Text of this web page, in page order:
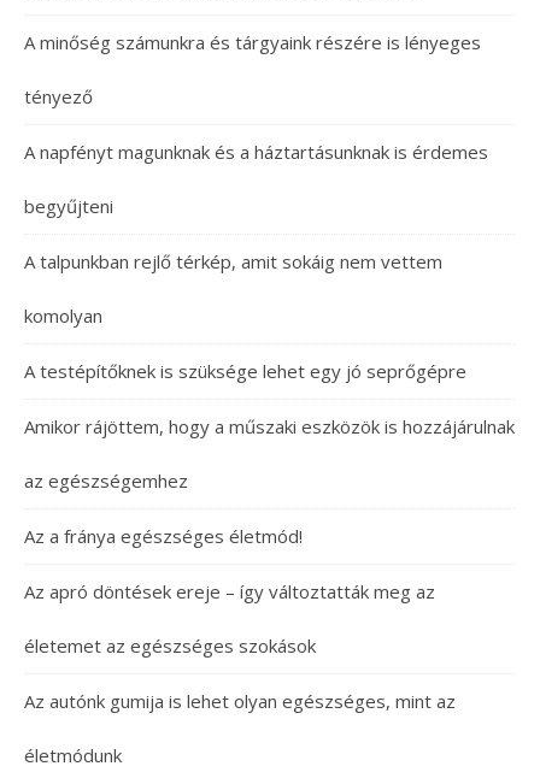
A minőség számunkra és tárgyaink részére is lényeges
tényező
A napfényt magunknak és a háztartásunknak is érdemes
begyűjteni
A talpunkban rejlő térkép, amit sokáig nem vettem
komolyan
A testépítőknek is szüksége lehet egy jó seprőgépre
Amikor rájöttem, hogy a műszaki eszközök is hozzájárulnak
az egészségemhez
Az a fránya egészséges életmód!
Az apró döntések ereje – így változtatták meg az
életemet az egészséges szokások
Az autónk gumija is lehet olyan egészséges, mint az
életmódunk